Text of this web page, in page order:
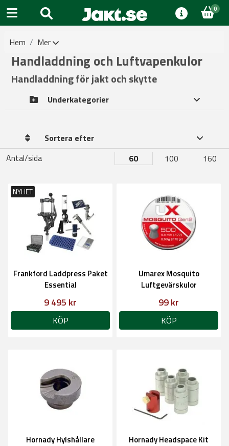
0
Hem Mer
Handladdning och Luftvapenkulor
Handladdning för jakt och skytte
Underkategorier
Sortera efter
Antal/sida
60 100 160
NYHET
Frankford Laddpress Paket
Essential
9 495 kr
KÖP
Umarex Mosquito
Luftgevärskulor
99 kr
KÖP
Hornady Hylshållare Hornady Headspace Kit